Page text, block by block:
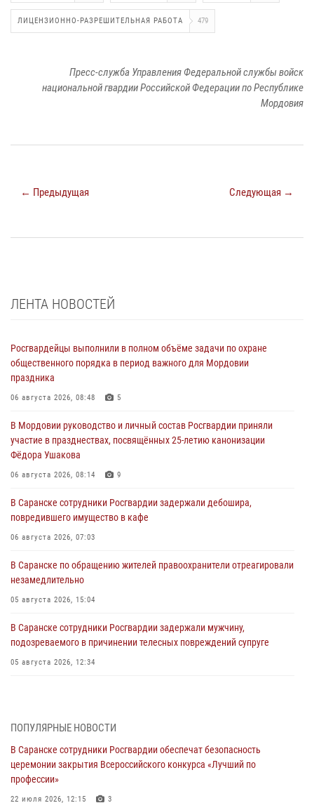
ЛИЦЕНЗИОННО-РАЗРЕШИТЕЛЬНАЯ РАБОТА 479
Пресс-служба Управления Федеральной службы войск
национальной гвардии Российской Федерации по Республике
Мордовия
← Предыдущая Следующая →
ЛЕНТА НОВОСТЕЙ
Росгвардейцы выполнили в полном объёме задачи по охране
общественного порядка в период важного для Мордовии
праздника
06 августа 2026, 08:48 5
В Мордовии руководство и личный состав Росгвардии приняли
участие в празднествах, посвящённых 25-летию канонизации
Фёдора Ушакова
06 августа 2026, 08:14 9
В Саранске сотрудники Росгвардии задержали дебошира,
повредившего имущество в кафе
06 августа 2026, 07:03
В Саранске по обращению жителей правоохранители отреагировали
незамедлительно
05 августа 2026, 15:04
В Саранске сотрудники Росгвардии задержали мужчину,
подозреваемого в причинении телесных повреждений супруге
05 августа 2026, 12:34
05 августа 2026, 09:04 4
Помощь из Мордовии защитникам Отечества: центр лицензионно-
разрешительной работы передал очередную партию вооружения в
зону СВО
ПОПУЛЯРНЫЕ НОВОСТИ
В Саранске сотрудники Росгвардии обеспечат безопасность
церемонии закрытия Всероссийского конкурса «Лучший по
профессии»
22 июля 2026, 12:15 3